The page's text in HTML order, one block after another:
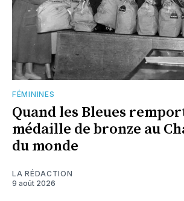
FÉMININES
Quand les Bleues
médaille de bronze au
du monde
LA RÉDACTION
9 août 2026